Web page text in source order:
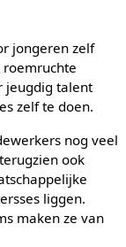
jongeren zelf
jeugdig talent
zelf te doen.
nog veel
ook
liggen.
maken ze van